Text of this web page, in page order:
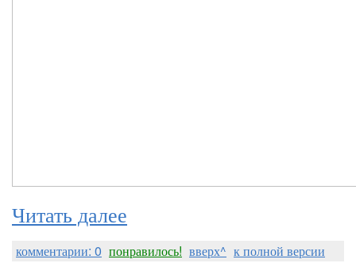
Читать далее
комментарии: 0 понравилось! вверх^ к полной версии